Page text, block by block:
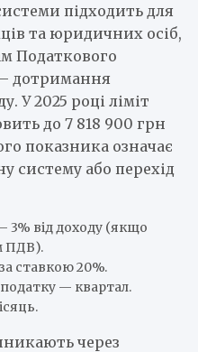
підходить для
та юридичних осіб,
Податкового
дотримання
У 2025 році ліміт
до 7 818 900 грн
показника означає
систему або перехід
3% від доходу (якщо
ПДВ).
ставкою 20%.
— квартал.
через